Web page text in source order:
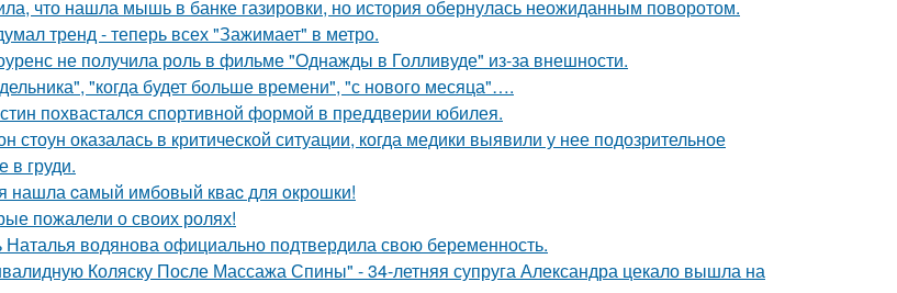
что нашла мышь в банке газировки, но история обернулась неожиданным поворотом.
тренд - теперь всех "Зажимает" в метро.
не получила роль в фильме "Однажды в Голливуде" из-за внешности.
"когда будет больше времени", "с нового месяца"….
похвастался спортивной формой в преддверии юбилея.
стоун оказалась в критической ситуации, когда медики выявили у нее подозрительное
в груди.
нашла cамый имбовый кваc для oкрошки!
пожалели о своих ролях!
водянова официально подтвердила свою беременность.
Коляску После Массажа Спины" - 34-летняя супруга Александра цекало вышла на